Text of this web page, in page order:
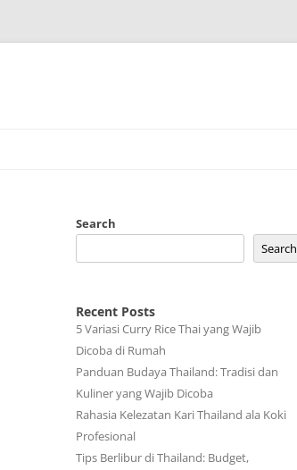
Search
Search
Recent Posts
5 Variasi Curry Rice Thai yang Wajib
Dicoba di Rumah
Panduan Budaya Thailand: Tradisi dan
Kuliner yang Wajib Dicoba
Rahasia Kelezatan Kari Thailand ala Koki
Profesional
Tips Berlibur di Thailand: Budget,